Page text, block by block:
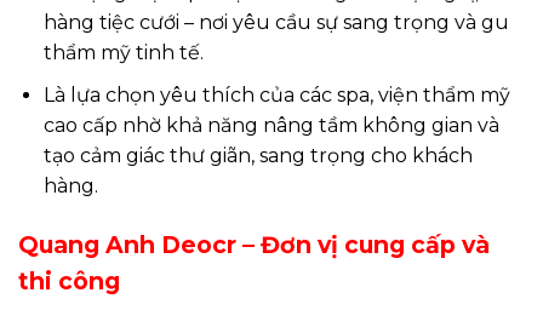
hàng tiệc cưới – nơi yêu cầu sự sang trọng và gu
thẩm mỹ tinh tế.
Là lựa chọn yêu thích của các spa, viện thẩm mỹ
cao cấp nhờ khả năng nâng tầm không gian và
tạo cảm giác thư giãn, sang trọng cho khách
hàng.
Quang Anh Deocr – Đơn vị cung cấp và
thi công